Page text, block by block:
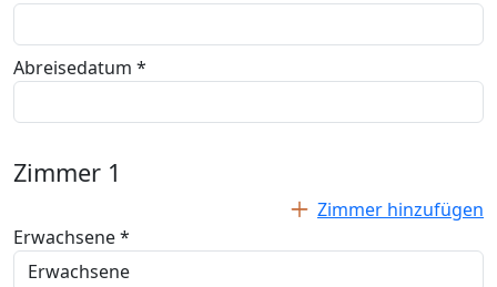
Abreisedatum *
Zimmer 1
Zimmer hinzufügen
Erwachsene *